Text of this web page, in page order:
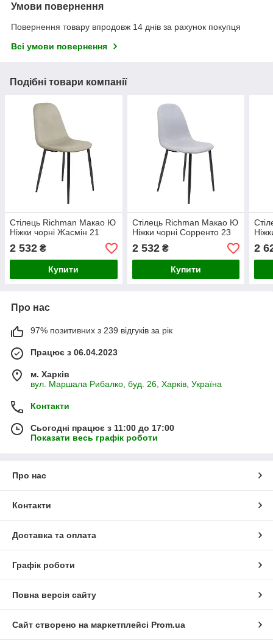
Умови повернення
Повернення товару впродовж 14 днів за рахунок покупця
Всі умови повернення
Подібні товари компанії
Стілець Richman Макао Ю
Ніжки чорні Жасмін 21
2 532 ₴
Купити
Стілець Richman Макао Ю
Ніжки чорні Сорренто 23
2 532₴
Купити
2
Про нас
97% позитивних з 239 відгуків за рік
Працює з 06.04.2023
м. Харків
вул. Маршала Рибалко, буд. 26, Харків, Україна
Контакти
Сьогодні працює з 11:00 до 17:00
Показати весь графік роботи
Про нас
Контакти
Доставка та оплата
Графік роботи
Повна версія сайту
Сайт створено на маркетплейсі Prom.ua